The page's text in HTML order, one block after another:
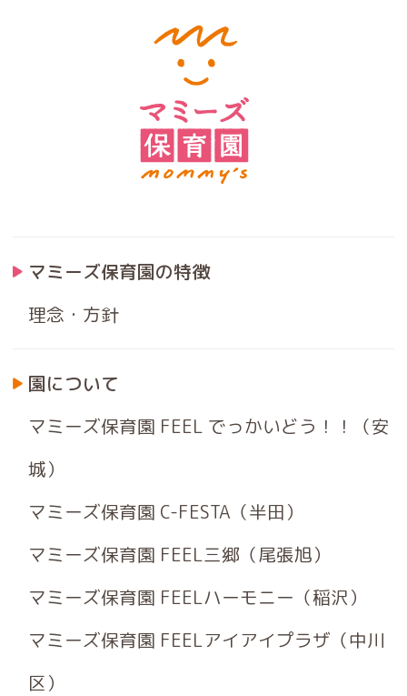
マミーズ保育園の特徴
理念・方針
園について
マミーズ保育園 FEEL でっかいどう！！（安
城）
マミーズ保育園 C-FESTA（半田）
マミーズ保育園 FEEL三郷（尾張旭）
マミーズ保育園 FEELハーモニー（稲沢）
マミーズ保育園 FEELアイアイプラザ（中川
区）